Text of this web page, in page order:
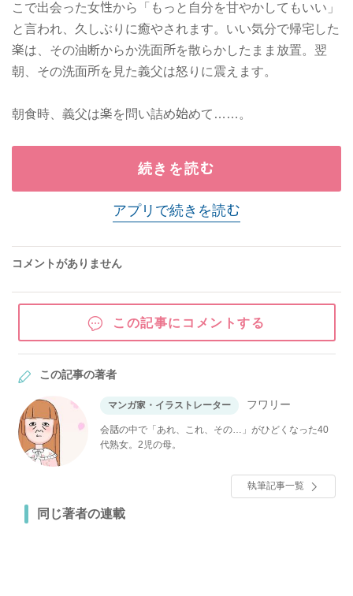
こで出会った女性から「もっと自分を甘やかしてもいい」
と言われ、久しぶりに癒やされます。いい気分で帰宅した
楽は、その油断からか洗面所を散らかしたまま放置。翌
朝、その洗面所を見た義父は怒りに震えます。
朝食時、義父は楽を問い詰め始めて……。
続きを読む
アプリで続きを読む
コメントがありません
この記事にコメントする
この記事の著者
マンガ家・イラストレーター フワリー
会話の中で「あれ、これ、その…」がひどくなった40
代熟女。2児の母。
執筆記事一覧
同じ著者の連載